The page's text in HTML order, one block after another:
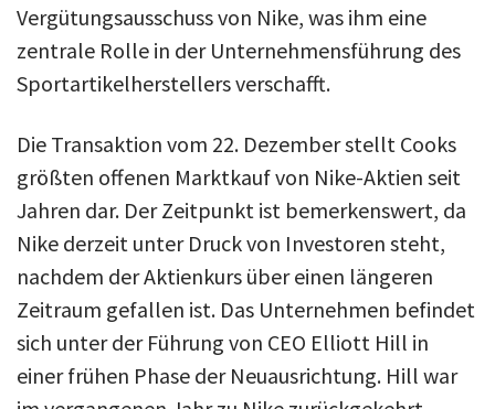
Vergütungsausschuss von Nike, was ihm eine
zentrale Rolle in der Unternehmensführung des
Sportartikelherstellers verschafft.
Die Transaktion vom 22. Dezember stellt Cooks
größten offenen Marktkauf von Nike-Aktien seit
Jahren dar. Der Zeitpunkt ist bemerkenswert, da
Nike derzeit unter Druck von Investoren steht,
nachdem der Aktienkurs über einen längeren
Zeitraum gefallen ist. Das Unternehmen befindet
sich unter der Führung von CEO Elliott Hill in
einer frühen Phase der Neuausrichtung. Hill war